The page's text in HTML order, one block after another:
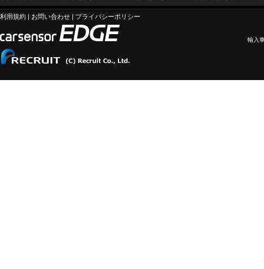
利用規約 | お問い合わせ | プライバシーポリシー
輸入